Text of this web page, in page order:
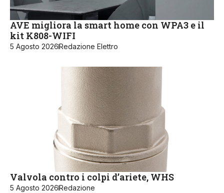
AVE migliora la smart home con WPA3 e il
kit K808-WIFI
5 Agosto 2026 Redazione Elettro
Valvola contro i colpi d’ariete, WHS
5 Agosto 2026 Redazione